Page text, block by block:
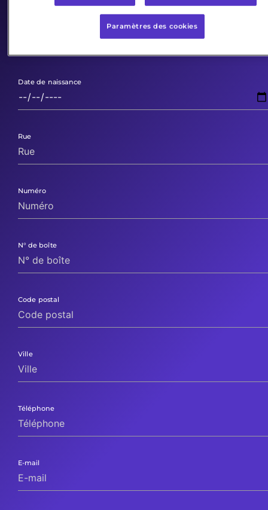
Date de naissance
Rue
Numéro
N° de boîte
Code postal
Ville
Téléphone
E-mail
Paramètres des cookies